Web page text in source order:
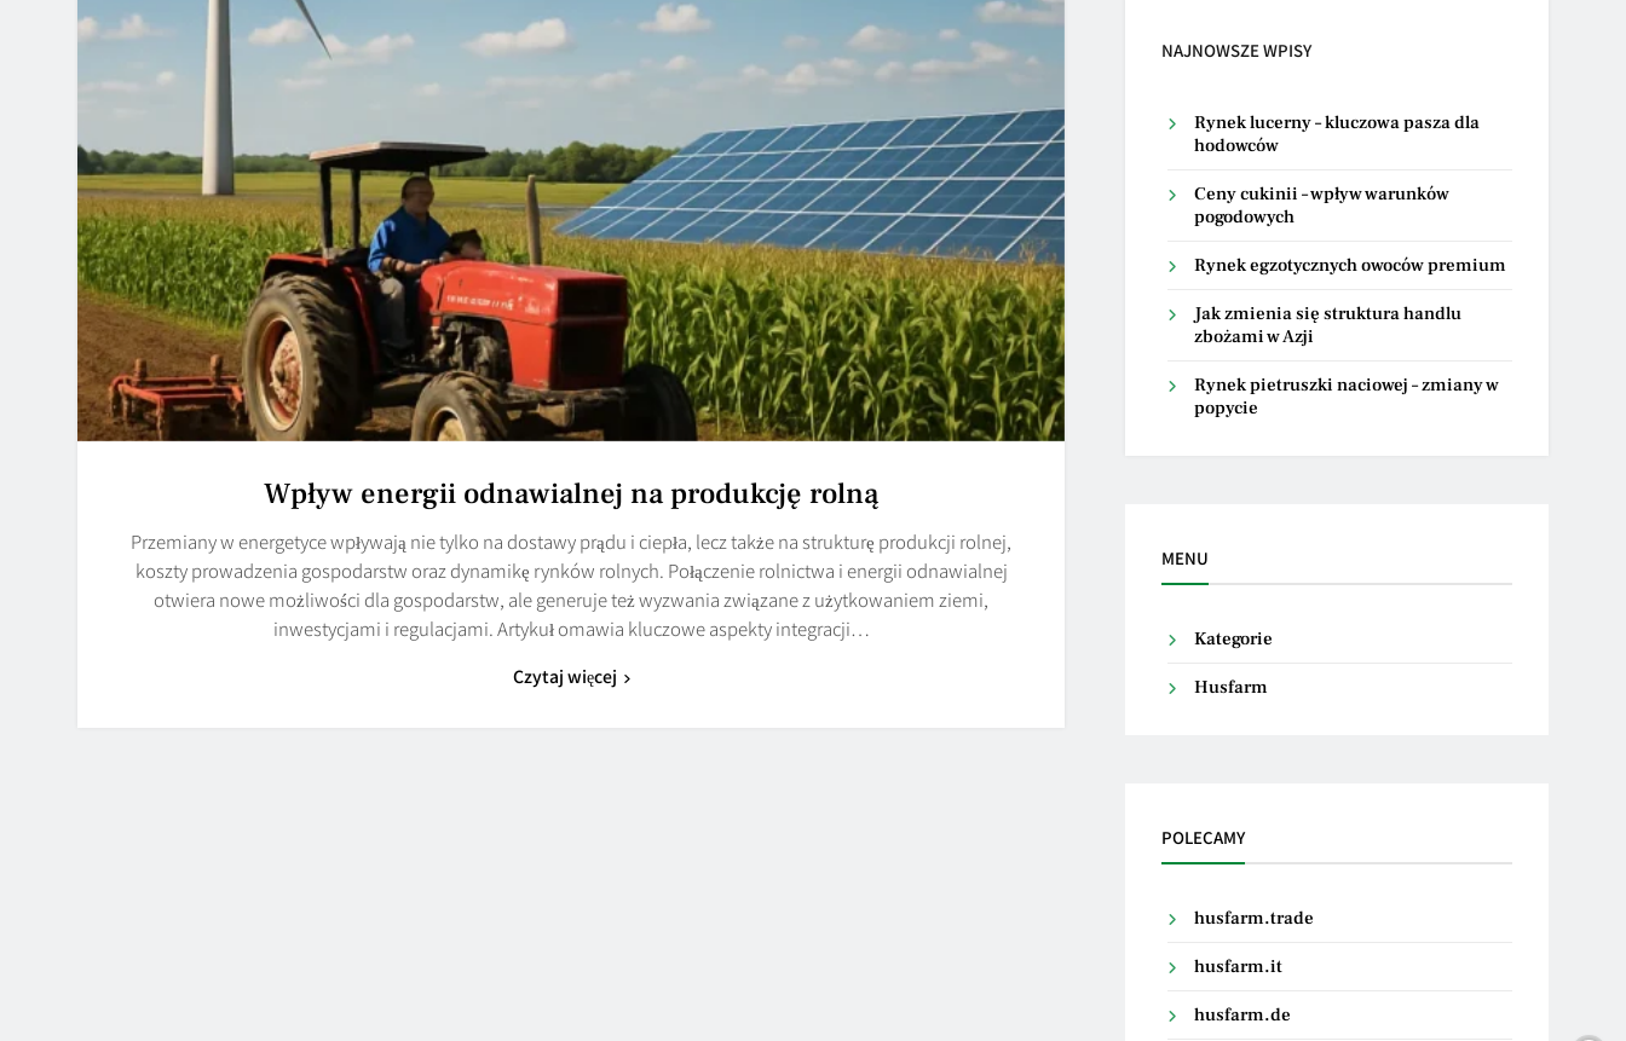
Wpływ energii odnawialnej na produkcję rolną
Przemiany w energetyce wpływają nie tylko na dostawy prądu i ciepła, lecz także na strukturę produkcji rolnej,
koszty prowadzenia gospodarstw oraz dynamikę rynków rolnych. Połączenie rolnictwa i energii odnawialnej
otwiera nowe możliwości dla gospodarstw, ale generuje też wyzwania związane z użytkowaniem ziemi,
inwestycjami i regulacjami. Artykuł omawia kluczowe aspekty integracji…
Czytaj więcej
NAJNOWSZE WPISY
Rynek lucerny – kluczowa pasza dla
hodowców
Ceny cukinii – wpływ warunków
pogodowych
Rynek egzotycznych owoców premium
Jak zmienia się struktura handlu
zbożami w Azji
Rynek pietruszki naciowej – zmiany w
popycie
MENU
Kategorie
Husfarm
POLECAMY
husfarm.trade
husfarm.it
husfarm.de